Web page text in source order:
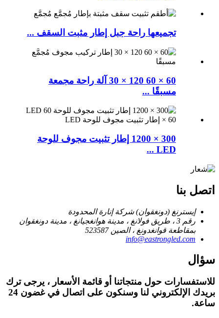
تجميعها راحة جبل إطار مثبت السقف ...
60 × 60 120 × 30 آلة راحة مجمعة
مسبقًا ...
300 × 1200 إطار تثبيت مجوف للوحة
LED ...
اتصل بنا
إيسترنغ (دونغقوان) شركة إنارة المحدودة
رقم 3 ، طريق فولانغ ، مدينة هوانغجيانغ ، مدينة دونغقوان
بمقاطعة قوانغدونغ ، الصين 523587
info@eastrongled.com
سؤال
للاستفسارات حول منتجاتنا أو قائمة الأسعار ، يرجى ترك
بريدك الإلكتروني لنا وسنكون على اتصال في غضون 24
ساعة.